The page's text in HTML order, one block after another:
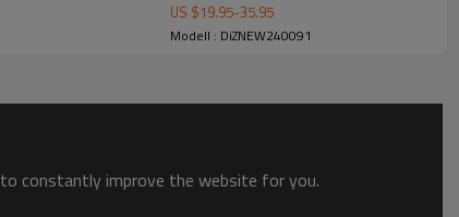
US $19.95-35.95
Modell : DiZNEW240091
constantly improve the website for you.